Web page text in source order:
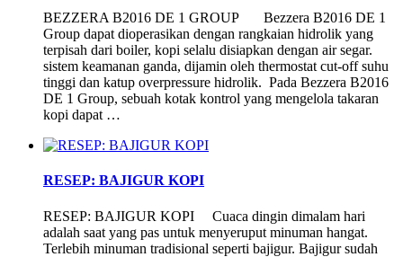
BEZZERA B2016 DE 1 GROUP Bezzera B2016 DE 1
Group dapat dioperasikan dengan rangkaian hidrolik yang
terpisah dari boiler, kopi selalu disiapkan dengan air segar.
sistem keamanan ganda, dijamin oleh thermostat cut-off suhu
tinggi dan katup overpressure hidrolik. Pada Bezzera B2016
DE 1 Group, sebuah kotak kontrol yang mengelola takaran
kopi dapat …
RESEP: BAJIGUR KOPI
RESEP: BAJIGUR KOPI Cuaca dingin dimalam hari
adalah saat yang pas untuk menyeruput minuman hangat.
Terlebih minuman tradisional seperti bajigur. Bajigur sudah